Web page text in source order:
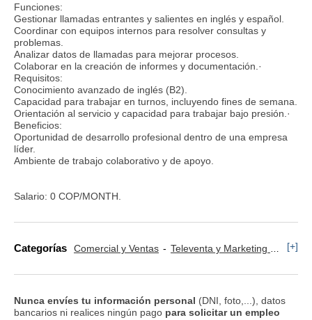
Funciones:
Gestionar llamadas entrantes y salientes en inglés y español.
Coordinar con equipos internos para resolver consultas y
problemas.
Analizar datos de llamadas para mejorar procesos.
Colaborar en la creación de informes y documentación.·
Requisitos:
Conocimiento avanzado de inglés (B2).
Capacidad para trabajar en turnos, incluyendo fines de semana.
Orientación al servicio y capacidad para trabajar bajo presión.·
Beneficios:
Oportunidad de desarrollo profesional dentro de una empresa
líder.
Ambiente de trabajo colaborativo y de apoyo.
Salario: 0 COP/MONTH.
Categorías Comercial y Ventas Televenta y Marketing Telefónico [+]
Nunca envíes tu información personal (DNI, foto,...), datos
bancarios ni realices ningún pago para solicitar un empleo